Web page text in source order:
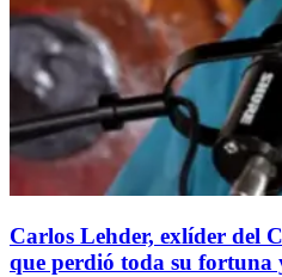
Carlos Lehder, exlíder del
que perdió toda su fortuna